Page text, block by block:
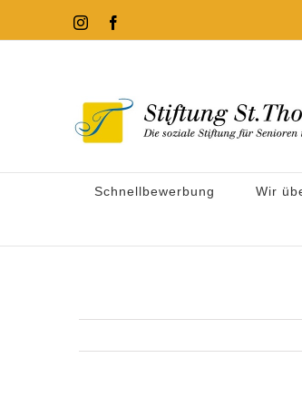
Inhalt
Instagram
Schnellbewerbung Wir